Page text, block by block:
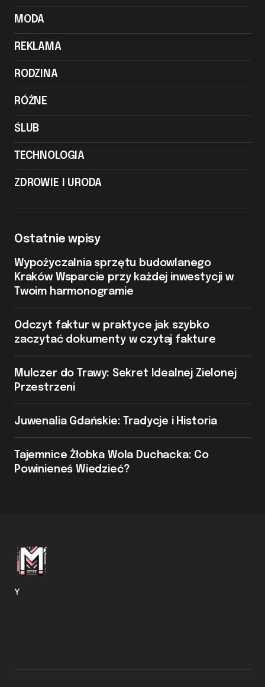
MODA
REKLAMA
RODZINA
RÓŻNE
ŚLUB
TECHNOLOGIA
ZDROWIE I URODA
Ostatnie wpisy
Wypożyczalnia sprzętu budowlanego
Kraków Wsparcie przy każdej inwestycji w
Twoim harmonogramie
Odczyt faktur w praktyce jak szybko
zaczytać dokumenty w czytaj fakture
Mulczer do Trawy: Sekret Idealnej Zielonej
Przestrzeni
Juwenalia Gdańskie: Tradycje i Historia
Tajemnice Żłobka Wola Duchacka: Co
Powinieneś Wiedzieć?
Y